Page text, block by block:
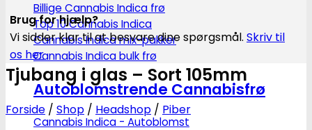
Billige Cannabis Indica frø
Top 10 Cannabis Indica
Cannabis Indica mix-pakker
Cannabis Indica bulk frø
Autoblomstrende Cannabisfrø
Cannabis Indica - Autoblomst
Brug for hjælp?
Vi sidder klar til at besvare dine spørgsmål. Skriv til
os her
Tjubang i glas – Sort 105mm
Forside / Shop / Headshop / Piber